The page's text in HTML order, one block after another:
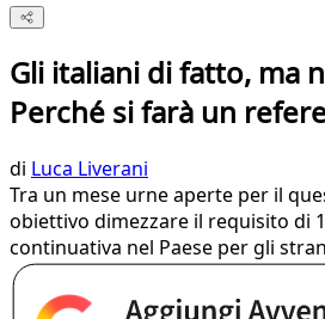
Gli italiani di fatto, ma
Perché si farà un
di Luca Liverani
Tra un mese urne aperte per il
obiettivo dimezzare il requisito di
continuativa nel Paese per gli